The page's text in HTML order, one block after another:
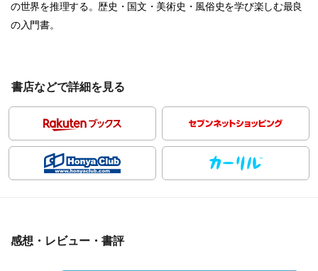
の世界を推理する。歴史・国文・美術史・風俗史を学び楽しむ最良
の入門書。
書店などで詳細を見る
感想・レビュー・書評